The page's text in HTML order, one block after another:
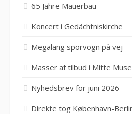
65 Jahre Mauerbau
Koncert i Gedächtniskirche
Megalang sporvogn på vej
Masser af tilbud i Mitte
Nyhedsbrev for juni 2026
Direkte tog København-